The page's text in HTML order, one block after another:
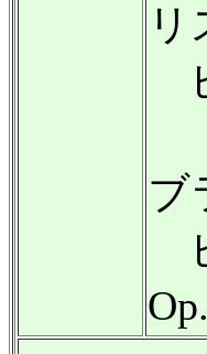
ブ